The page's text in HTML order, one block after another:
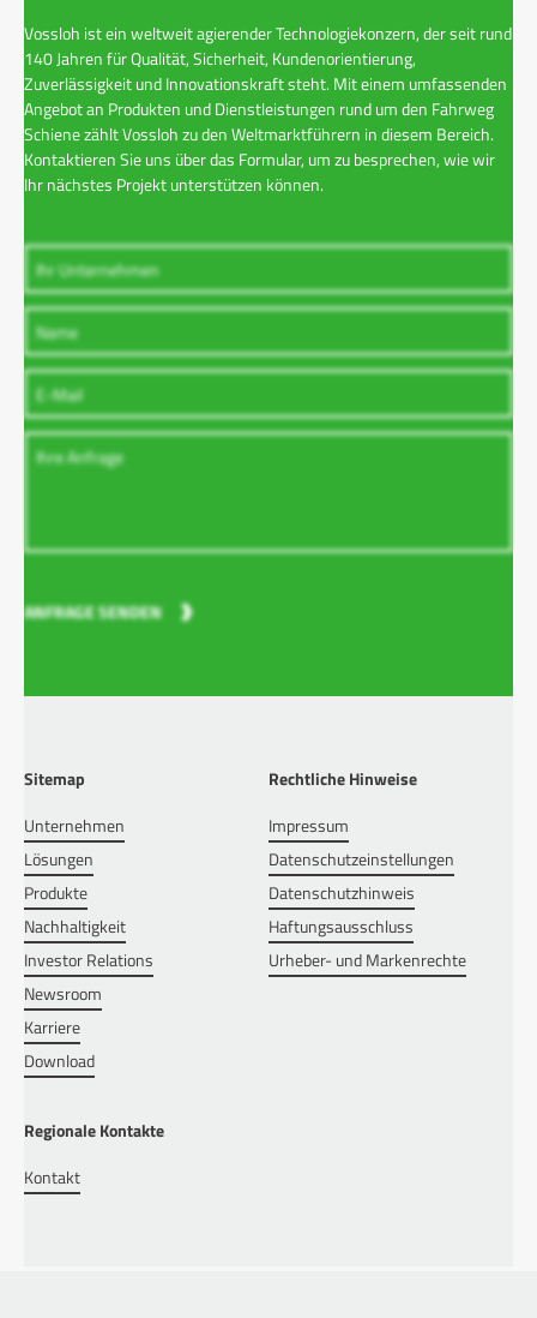
Vossloh ist ein weltweit agierender Technologiekonzern, der seit rund
140 Jahren für Qualität, Sicherheit, Kundenorientierung,
Zuverlässigkeit und Innovationskraft steht. Mit einem umfassenden
Angebot an Produkten und Dienstleistungen rund um den Fahrweg
Schiene zählt Vossloh zu den Weltmarktführern in diesem Bereich.
Kontaktieren Sie uns über das Formular, um zu besprechen, wie wir
Ihr nächstes Projekt unterstützen können.
ANFRAGE SENDEN
Sitemap
Unternehmen
Lösungen
Produkte
Nachhaltigkeit
Investor Relations
Newsroom
Karriere
Download
Rechtliche Hinweise
Impressum
Datenschutzeinstellungen
Datenschutzhinweis
Haftungsausschluss
Urheber- und Markenrechte
Regionale Kontakte
Kontakt